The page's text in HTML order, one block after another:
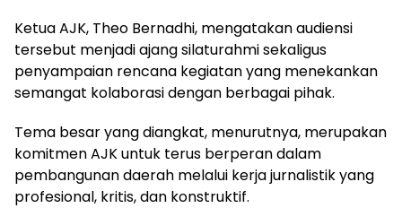
Ketua AJK, Theo Bernadhi, mengatakan audiensi
tersebut menjadi ajang silaturahmi sekaligus
penyampaian rencana kegiatan yang menekankan
semangat kolaborasi dengan berbagai pihak.
Tema besar yang diangkat, menurutnya, merupakan
komitmen AJK untuk terus berperan dalam
pembangunan daerah melalui kerja jurnalistik yang
profesional, kritis, dan konstruktif.